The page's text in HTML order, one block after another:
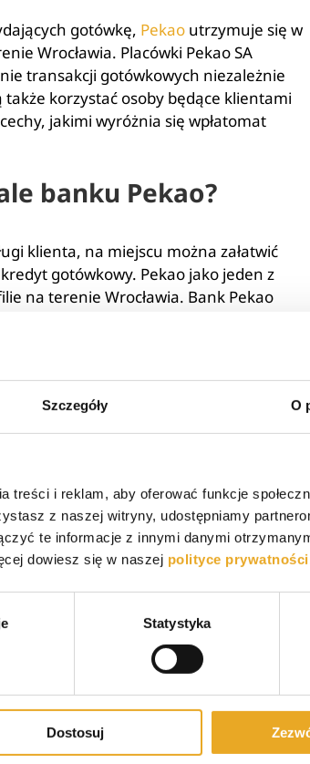
Szczegóły O
treści i reklam, aby oferować funkcje
z naszej witryny, udostępniamy
te informacje z innymi danymi
dowiesz się w naszej polityce prywatności
Statystyka
Dostosuj
gotówkę, Pekao utrzymuje się w
Wrocławia. Placówki Pekao SA
transakcji gotówkowych niezależnie
korzystać osoby będące klientami
jakimi wyróżnia się wpłatomat
banku Pekao?
klienta, na miejscu można załatwić
gotówkowy. Pekao jako jeden z
na terenie Wrocławia. Bank Pekao
od tego, czy znajduje się ona
które dostępne jest do użytku
transakcji gotówkowych
proponuje bank Pekao SA Wrocław.
w krótkim czasie załatwić
zobowiązań.
głosów)